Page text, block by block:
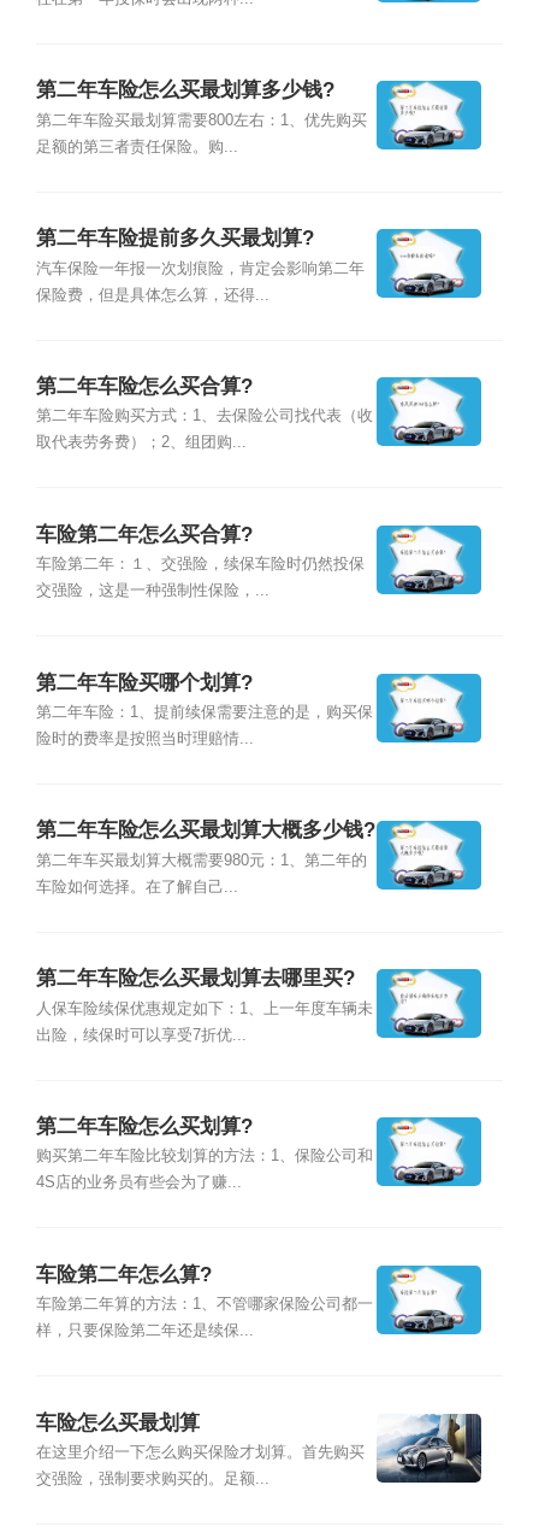
第二年车险怎么买最划算多少钱?
第二年车险买最划算需要800左右：1、优先购买
足额的第三者责任保险。购...
第二年车险提前多久买最划算?
汽车保险一年报一次划痕险，肯定会影响第二年
保险费，但是具体怎么算，还得...
第二年车险怎么买合算?
第二年车险购买方式：1、去保险公司找代表（收
取代表劳务费）；2、组团购...
车险第二年怎么买合算?
车险第二年：１、交强险，续保车险时仍然投保
交强险，这是一种强制性保险，...
第二年车险买哪个划算?
第二年车险：1、提前续保需要注意的是，购买保
险时的费率是按照当时理赔情...
第二年车险怎么买最划算大概多少钱?
第二年车买最划算大概需要980元：1、第二年的
车险如何选择。在了解自己...
第二年车险怎么买最划算去哪里买?
人保车险续保优惠规定如下：1、上一年度车辆未
出险，续保时可以享受7折优...
第二年车险怎么买划算?
购买第二年车险比较划算的方法：1、保险公司和
4S店的业务员有些会为了赚...
车险第二年怎么算?
车险第二年算的方法：1、不管哪家保险公司都一
样，只要保险第二年还是续保...
车险怎么买最划算
在这里介绍一下怎么购买保险才划算。首先购买
交强险，强制要求购买的。足额...